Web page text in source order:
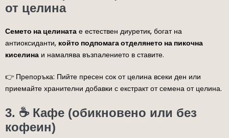
от целина
Семето на целината е естествен диуретик, богат на
антиоксиданти, който подпомага отделянето на пикочна
киселина и намалява възпалението в ставите.
👉 Препоръка: Пийте пресен сок от целина всеки ден или
приемайте хранителни добавки с екстракт от семена от целина.
3. ☕ Кафе (обикновено или без
кофеин)